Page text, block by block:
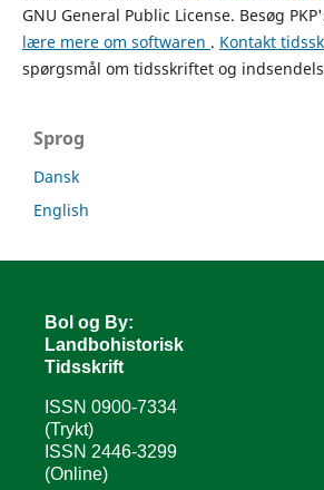
GNU General Public License. Besøg
lære mere om softwaren . Kontakt
spørgsmål om tidsskriftet og
Sprog
Dansk
English
Bol og By:
Landbohistorisk
Tidsskrift
ISSN 0900-7334
(Trykt)
ISSN 2446-3299
(Online)